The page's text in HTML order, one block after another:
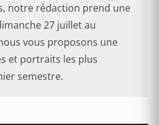
notre rédaction prend une
27 juillet au
vous proposons une
et portraits les plus
semestre.